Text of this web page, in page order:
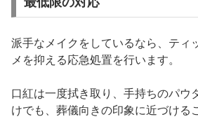
派手なメイクをしているなら、ティ
メを抑える応急処置を行います。
口紅は一度拭き取り、手持ちのパウ
けでも、葬儀向きの印象に近づける